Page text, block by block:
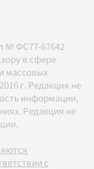
№ ФС77-67642
в сфере
массовых
г. Редакция не
информации,
Редакция не
с